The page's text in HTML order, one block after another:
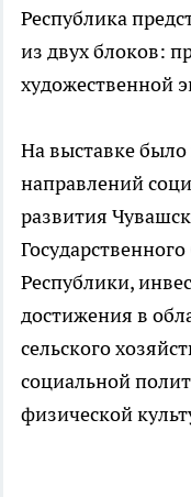
Республика
из двух блоков:
художественной
На выставке
направлений
развития
Республики,
достижения в
сельского
социальной
физической